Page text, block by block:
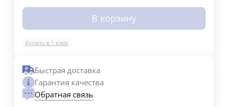
В корзину
Купить в 1 клик
Быстрая доставка
Гарантия качества
Обратная связь